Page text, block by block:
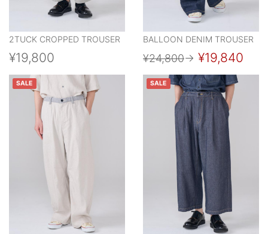
2TUCK CROPPED TROUSER
¥19,800
BALLOON DENIM TROUSER
¥24,800→ ¥19,840
SALE SALE